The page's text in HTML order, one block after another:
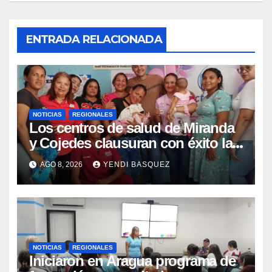
ENTRADA RELACIONADA
NOTICIAS REGIONALES
Los centros de salud de Miranda
y Cojedes clausuran con éxito la
Semana Mundial de la Lactancia
Materna
AGO 8, 2026 YENDI BASQUEZ
NOTICIAS REGIONALES
Iniciaron en Aragua programa de